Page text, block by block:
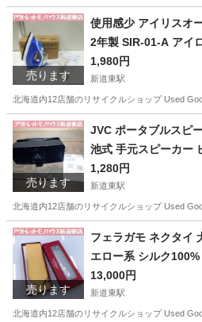
北海道 札幌市 新道東駅 キッチン
売ります
使用感少 アイリスオ
2年製 SIR-01-A アイ
札幌市東区 新道東店
1,980円
新道東駅
北海道内12店舗のリサイクルショップ Used
北海道 札幌市 新道東駅 生活家電
売ります
JVC ポータブルスピ
池式 手元スピーカー
用 札幌市東区 新道東店
1,280円
新道東駅
北海道内12店舗のリサイクルショップ Used
北海道 札幌市 新道東駅 オーディ
売ります
フェラガモ ネクタイ
エロー系 シルク
市東区 新道東店
13,000円
新道東駅
北海道内12店舗のリサイクルショップ Used